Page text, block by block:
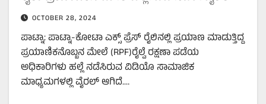
OCTOBER 28, 2024
ಪಾಟ್ನಾ: ಪಾಟ್ನಾ-ಕೋಟಾ ಎಕ್ಸ್ ಪ್ರೆಸ್ ರೈಲಿನಲ್ಲಿ ಪ್ರಯಾಣ ಮಾಡುತ್ತಿದ್ದ
ಪ್ರಯಾಣಿಕನೊಬ್ಬನ ಮೇಲೆ (RPF)ರೈಲ್ವೆ ರಕ್ಷಣಾ ಪಡೆಯ
ಅಧಿಕಾರಿಗಳು ಹಲ್ಲೆ ನಡೆಸಿರುವ ವಿಡಿಯೊ ಸಾಮಾಜಿಕ
ಮಾಧ್ಯಮಗಳಲ್ಲಿ ವೈರಲ್‌ ಆಗಿದೆ.…